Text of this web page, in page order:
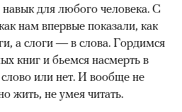
для любого человека. С
нам впервые показали, как
а слоги — в слова. Гордимся
книг и бьемся насмерть в
или нет. И вообще не
жить, не умея читать.